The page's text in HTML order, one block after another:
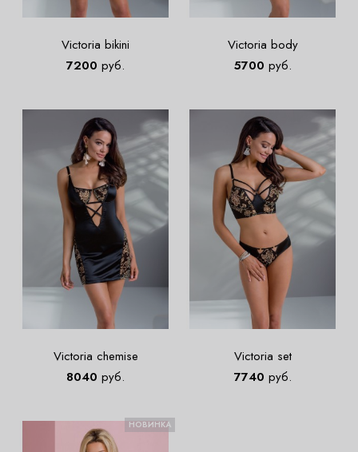
Victoria bikini
7200 руб.
Victoria body
5700 руб.
Victoria chemise
8040 руб.
Victoria set
7740 руб.
НОВИНКА